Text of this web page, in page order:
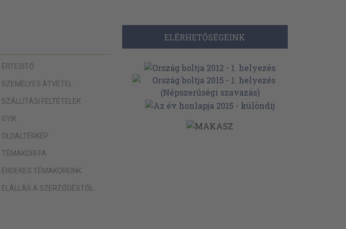
ÉRTESÍTŐ
SZEMÉLYES ÁTVÉTEL
SZÁLLÍTÁSI FELTÉTELEK
GYIK
OLDALTÉRKÉP
TÉMAKÖRI FA
ÉRDEKES TÉMAKÖREINK
ELÁLLÁS A SZERZŐDÉSTŐL
ELÉRHETŐSÉGEINK